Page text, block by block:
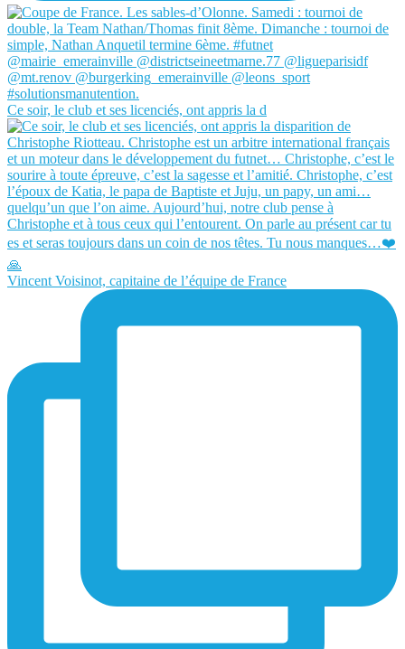
Ce soir, le club et ses licenciés, ont appris la d
Vincent Voisinot, capitaine de l’équipe de France